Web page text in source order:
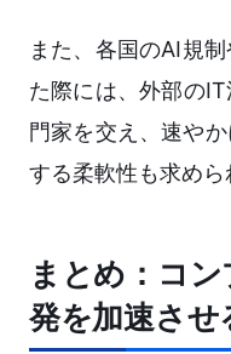
また、各国のAI規
た際には、外部の
門家を交え、速や
する柔軟性も求めら
まとめ：コ
発を加速させ